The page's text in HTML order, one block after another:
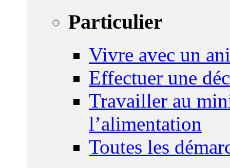
Particulier
Vivre avec un
Effectuer une
Travailler au
l’alimentation
Toutes les